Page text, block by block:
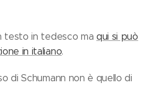
testo in tedesco ma qui si può
in italiano.
di Schumann non è quello di